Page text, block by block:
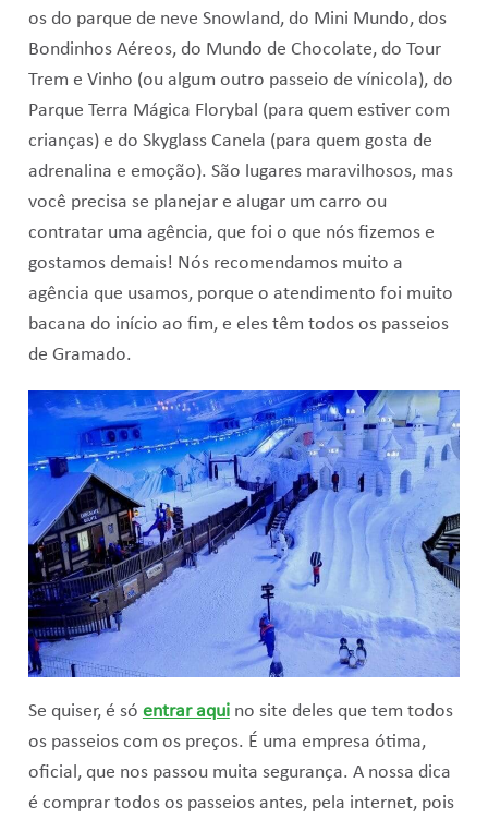
os do parque de neve Snowland, do Mini Mundo, dos
Bondinhos Aéreos, do Mundo de Chocolate, do Tour
Trem e Vinho (ou algum outro passeio de vínicola), do
Parque Terra Mágica Florybal (para quem estiver com
crianças) e do Skyglass Canela (para quem gosta de
adrenalina e emoção). São lugares maravilhosos, mas
você precisa se planejar e alugar um carro ou
contratar uma agência, que foi o que nós fizemos e
gostamos demais! Nós recomendamos muito a
agência que usamos, porque o atendimento foi muito
bacana do início ao fim, e eles têm todos os passeios
de Gramado.
Se quiser, é só entrar aqui no site deles que tem todos
os passeios com os preços. É uma empresa ótima,
oficial, que nos passou muita segurança. A nossa dica
é comprar todos os passeios antes, pela internet, pois